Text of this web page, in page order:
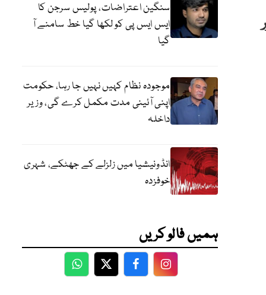
سنگین اعتراضات، پولیس سرجن کا
ایس ایس پی کو لکھا گیا خط سامنے آ
گیا
موجودہ نظام کہیں نہیں جا رہا، حکومت
اپنی آئینی مدت مکمل کرے گی، وزیر
داخلہ
انڈونیشیا میں زلزلے کے جھٹکے، شہری
خوفزدہ
ہمیں فالو کریں
WhatsApp
TwitterFacebookFacebook